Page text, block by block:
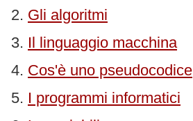
Gli algoritmi
Il linguaggio macchina
Cos'è uno pseudocodice
I programmi informatici